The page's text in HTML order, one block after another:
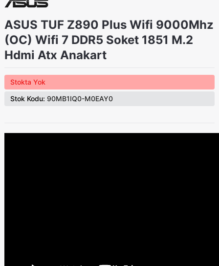
ASUS TUF Z890 Plus Wifi 9000Mhz
(OC) Wifi 7 DDR5 Soket 1851 M.2
Hdmi Atx Anakart
Stokta Yok
Stok Kodu: 90MB1IQ0-M0EAY0